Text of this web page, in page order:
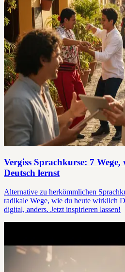
Vergiss Sprachkurse: 7
Deutsch lernst
Alternative zu herkömmlichen
radikale Wege, wie du heute wirklich
digital, anders. Jetzt inspirieren lassen!